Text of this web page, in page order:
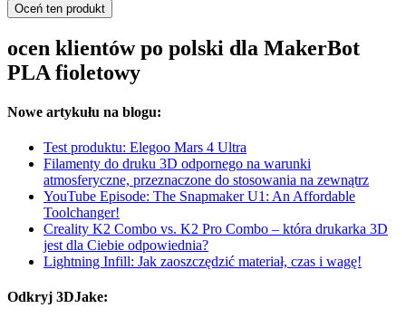
Oceń ten produkt
ocen klientów po polski dla MakerBot
PLA fioletowy
Nowe artykułu na blogu:
Test produktu: Elegoo Mars 4 Ultra
Filamenty do druku 3D odpornego na warunki
atmosferyczne, przeznaczone do stosowania na zewnątrz
YouTube Episode: The Snapmaker U1: An Affordable
Toolchanger!
Creality K2 Combo vs. K2 Pro Combo – która drukarka 3D
jest dla Ciebie odpowiednia?
Lightning Infill: Jak zaoszczędzić materiał, czas i wagę!
Odkryj 3DJake: